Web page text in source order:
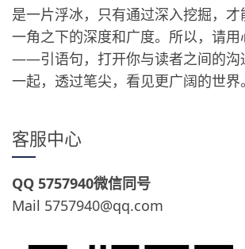
是一片浮冰，只有通过深入挖掘，才
一角之下的深度和广度。所以，请
——引语句，打开你与读者之间的沟
一起，透过笔尖，看见更广阔的世界。
客服中心
QQ 5757940微信同号
Mail 5757940@qq.com